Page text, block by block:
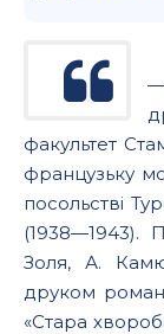
—
факультет
французьку
посольстві
Золя, А.
друком
«Стара